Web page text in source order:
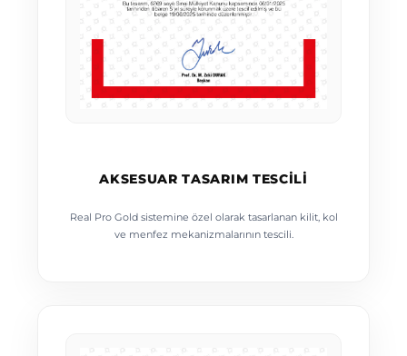
AKSESUAR TASARIM TESCILI
Real Pro Gold sistemine özel olarak tasarlanan kilit, kol
ve menfez mekanizmalarının tescili.